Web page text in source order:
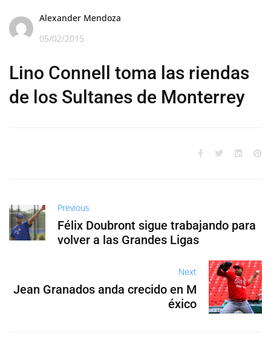
Alexander Mendoza
05/02/2015
Lino Connell toma las riendas
de los Sultanes de Monterrey
Previous
Félix Doubront sigue trabajando para
volver a las Grandes Ligas
Next
Jean Granados anda crecido en M
éxico